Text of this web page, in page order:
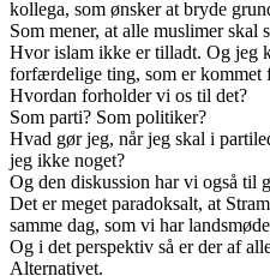
kollega, som ønsker at bryde
Som mener, at alle muslimer skal
Hvor islam ikke er tilladt. Og jeg
forfærdelige ting, som er kommet
Hvordan forholder vi os til det?
Som parti? Som politiker?
Hvad gør jeg, når jeg skal i
jeg ikke noget?
Og den diskussion har vi også til
Det er meget paradoksalt, at
samme dag, som vi har
Og i det perspektiv så er der af
Alternativet.